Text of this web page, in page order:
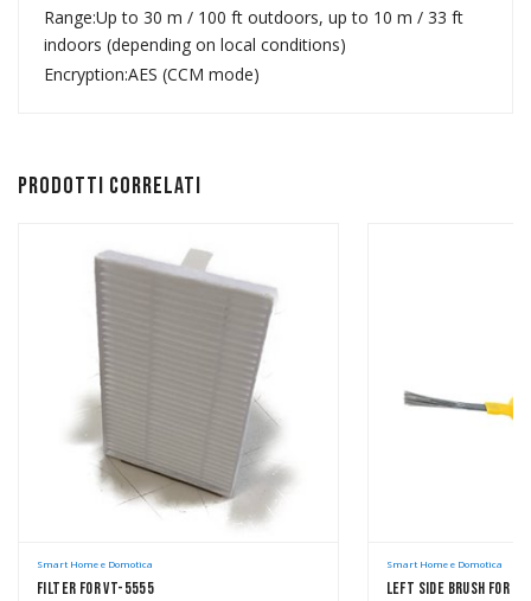
Range:Up to 30 m / 100 ft outdoors, up to 10 m / 33 ft
indoors (depending on local conditions)
Encryption:AES (CCM mode)
Prodotti correlati
Smart Home e Domotica
Filter For VT-5555
Smart Home e Domotica
Left Side Brush For